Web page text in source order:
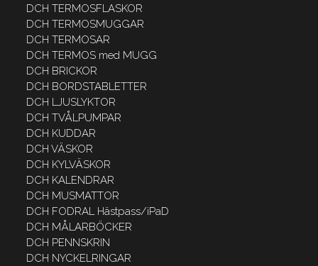
DCH TERMOSFLASKOR
DCH TERMOSMUGGAR
DCH TERMOSAR
DCH TERMOS med MUGG
DCH BRICKOR
DCH BORDSTABLETTER
DCH LJUSLYKTOR
DCH TVÅLPUMPAR
DCH KUDDAR
DCH VÄSKOR
DCH KYLVÄSKOR
DCH KALENDRAR
DCH MUSMATTOR
DCH FODRAL Hästpass/iPaD
DCH MÅLARBÖCKER
DCH PENNSKRIN
DCH NYCKELRINGAR